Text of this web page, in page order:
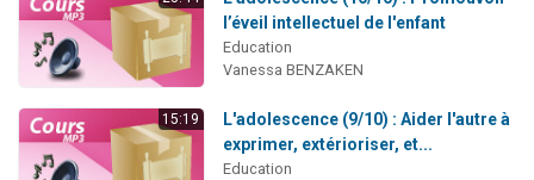
Ariel vient de donner son Maasser
Il reste 49 places pour étudier en groupe sur Zoom
Eva vient de donner son Maasser
l’éveil intellectuel de l'enfant
Education
Vanessa BENZAKEN
15:19
L'adolescence (9/10) : Aider l'autre à
exprimer, extérioriser, et...
Education